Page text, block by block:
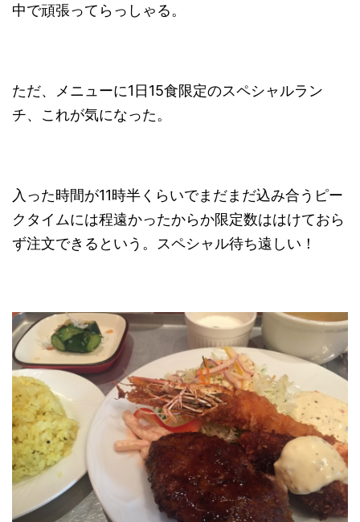
中で頑張ってらっしゃる。
ただ、メニューに1日15食限定のスペシャルラン
チ、これが気になった。
入った時間が11時半くらいでまだまだ込み合うピー
クタイムには程遠かったからか限定数ははけておら
ず注文できるという。スペシャル待ち遠しい！